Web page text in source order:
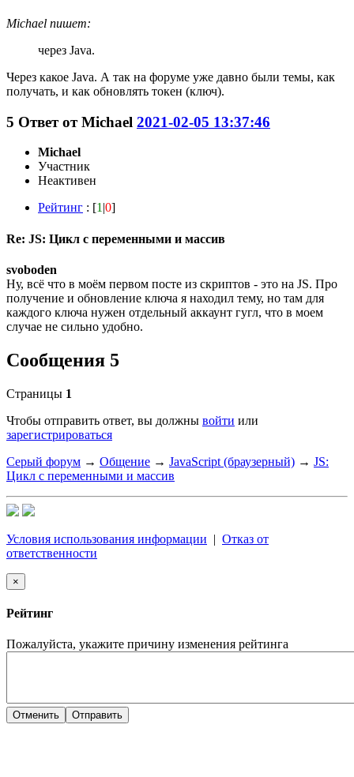
Michael пишет:
через Java.
Через какое Java. А так на форуме уже давно были темы, как
получать, и как обновлять токен (ключ).
5 Ответ отMichael 2021-02-05 13:37:46
Michael
Участник
Неактивен
Рейтинг : [1 |0]
Re: JS: Цикл с переменными и массив
svoboden
Ну, всё что в моём первом посте из скриптов - это на JS. Про
получение и обновление ключа я находил тему, но там для
каждого ключа нужен отдельный аккаунт гугл, что в моем
случае не сильно удобно.
Сообщения 5
Страницы 1
Чтобы отправить ответ, вы должны войти или
зарегистрироваться
Серый форум → Общение → JavaScript (браузерный) → JS:
Цикл с переменными и массив
Условия использования информации | Отказ от
ответственности
×
Рейтинг
Пожалуйста, укажите причину изменения рейтинга
Отменить Отправить